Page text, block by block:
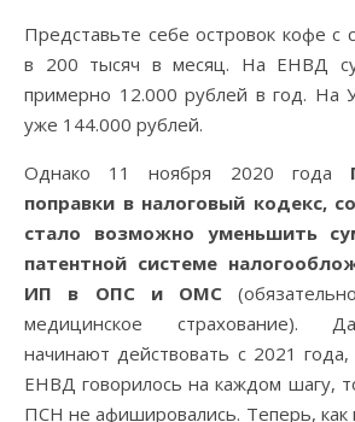
Представьте себе островок кофе с
в 200 тысяч в месяц. На ЕНВД
примерно 12.000 рублей в год. На
уже 144.000 рублей.
Однако 11 ноября 2020 года
поправки в налоговый кодекс,
стало возможно уменьшить
патентной системе
ИП в ОПС и ОМС
медицинское страхование).
начинают действовать с 2021
ЕНВД говорилось на каждом шагу,
ПСН не афишировались. Теперь, как